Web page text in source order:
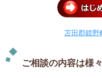
苫田郡鏡野
ご相談の内容は様